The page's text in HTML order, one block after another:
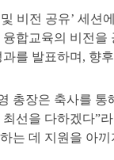
비전 공유’ 세
합교육의 비전을
를 발표하며, 향
총장은 축사를 통
선을 다하겠다”
는 데 지원을 아